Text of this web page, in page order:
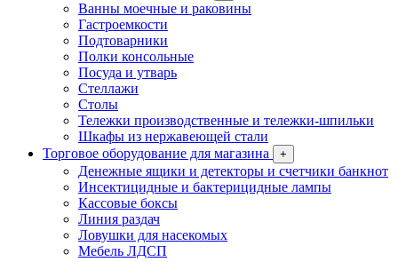
Ванны моечные и раковины
Гастроемкости
Подтоварники
Полки консольные
Посуда и утварь
Стеллажи
Столы
Тележки производственные и тележки-шпильки
Шкафы из нержавеющей стали
Торговое оборудование для магазина
+
Денежные ящики и детекторы и счетчики банкнот
Инсектицидные и бактерицидные лампы
Кассовые боксы
Линия раздач
Ловушки для насекомых
Мебель ЛДСП